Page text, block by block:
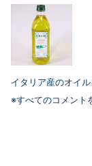
イタリア産のオイ
※すべてのコメント